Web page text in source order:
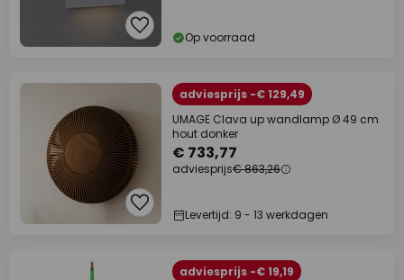
Op voorraad
adviesprijs -€ 129,49
UMAGE Clava up wandlamp Ø 49 cm
hout donker
€ 733,77
adviesprijs€ 863,26
Levertijd: 9 - 13 werkdagen
adviesprijs -€ 19,19